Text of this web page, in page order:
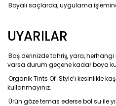
·Boyalı saçlarda, uygulama
UYARILAR
·Baş derinizde tahriş, yara,
varsa durum geçene kadar boya
·Organik Tints Of Style’ı kesinlikle
kullanmayınız.
·Ürün göze temas ederse bol su ile